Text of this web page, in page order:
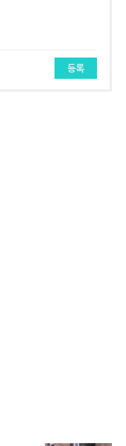
등록